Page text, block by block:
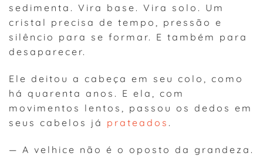
sedimenta. Vira base. Vira solo. Um
cristal precisa de tempo, pressão e
silêncio para se formar. E também para
desaparecer.
Ele deitou a cabeça em seu colo, como
há quarenta anos. E ela, com
movimentos lentos, passou os dedos em
seus cabelos já prateados .
— A velhice não é o oposto da grandeza.